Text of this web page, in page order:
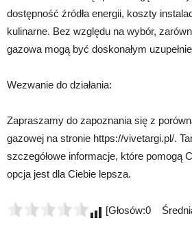
dostępność źródła energii, koszty
kulinarne. Bez względu na wybór,
gazowa mogą być doskonałym
Wezwanie do działania:
Zapraszamy do zapoznania się z
gazowej na stronie https://vivetargi.pl/.
szczegółowe informacje, które pomogą
opcja jest dla Ciebie lepsza.
[Głosów:0